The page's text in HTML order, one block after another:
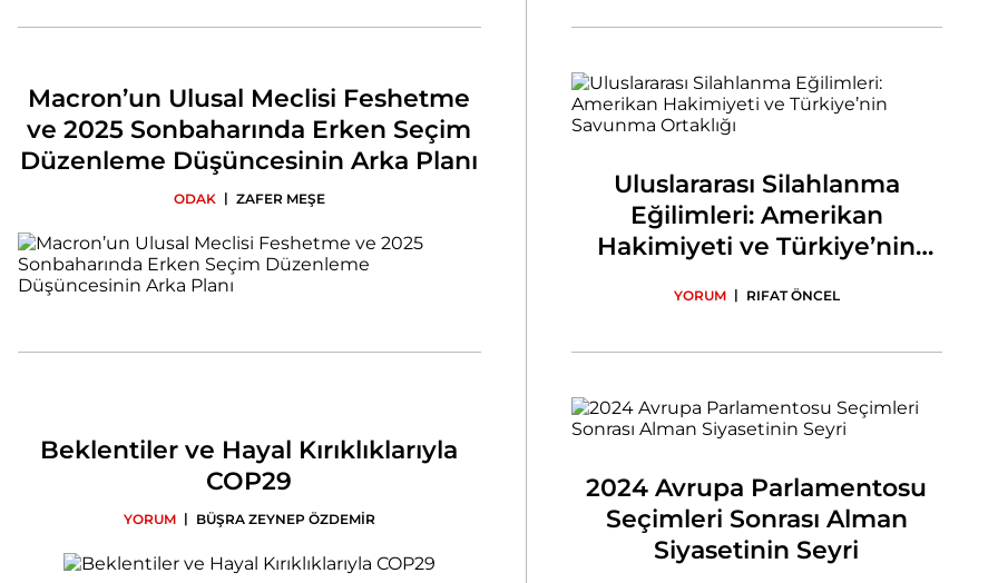
Macron’un Ulusal Meclisi Feshetme
ve 2025 Sonbaharında Erken Seçim
Düzenleme Düşüncesinin Arka Planı
ODAK | ZAFER MEŞE
Uluslararası Silahlanma
Eğilimleri: Amerikan
Hakimiyeti ve Türkiye’nin
YORUM | RIFAT ÖNCEL
Beklentiler ve Hayal Kırıklıklarıyla
COP29
YORUM | BÜŞRA ZEYNEP ÖZDEMİR
2024 Avrupa Parlamentosu
Seçimleri Sonrası Alman
Siyasetinin Seyri